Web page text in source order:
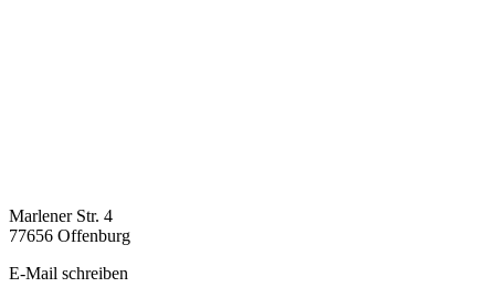
Marlener Str. 4
77656 Offenburg
E-Mail schreiben